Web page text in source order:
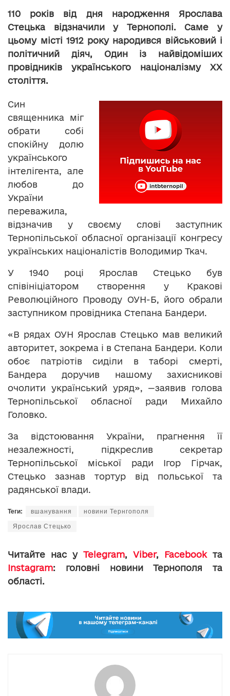
110 років від дня народження Ярослава
Стецька відзначили у Тернополі. Саме у
цьому місті 1912 року народився військовий і
політичний діяч, Один із найвідоміших
провідників українського націоналізму ХХ
століття.
Син
священника міг
обрати собі
спокійну долю
українського
інтелігента, але
любов до
України
переважила,
відзначив у своєму слові заступник
Тернопільської обласної організації конгресу
українських націоналістів Володимир Ткач.
У 1940 році Ярослав Стецько був
співініціатором створення у Кракові
Революційного Проводу ОУН-Б, його обрали
заступником провідника Степана Бандери.
«В рядах ОУН Ярослав Стецько мав великий
авторитет, зокрема і в Степана Бандери. Коли
обоє патріотів сиділи в таборі смерті,
Бандера доручив нашому захисникові
очолити український уряд», —заявив голова
Тернопільської обласної ради Михайло
Головко.
За відстоювання України, прагнення її
незалежності, підкреслив секретар
Тернопільської міської ради Ігор Гірчак,
Стецько зазнав тортур від польської та
радянської влади.
Теги: вшанування новини Тернгополя
Ярослав Стецько
Читайте нас у Telegram, Viber, Facebookта
Instagram: головні новини Тернополя та
області.